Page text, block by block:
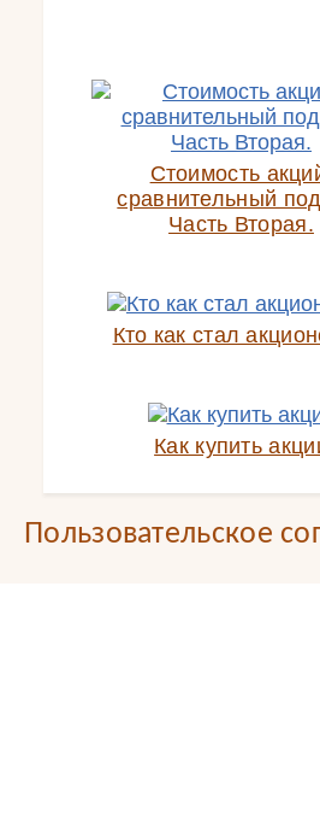
Стоимость
сравнительный
Часть Вторая.
Кто как стал
Как купить
Пользовательское